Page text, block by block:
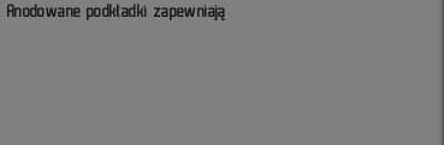
Anodowane podkładki zapewniają